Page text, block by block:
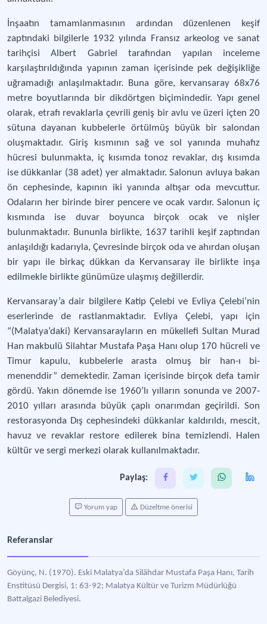
İnşaatın tamamlanmasının ardından düzenlenen keşif
zaptındaki bilgilerle 1932 yılında Fransız arkeolog ve sanat
tarihçisi Albert Gabriel tarafından yapılan inceleme
karşılaştırıldığında yapının zaman içerisinde pek değişikliğe
uğramadığı anlaşılmaktadır. Buna göre, kervansaray 68x76
metre boyutlarında bir dikdörtgen biçimindedir. Yapı genel
olarak, etrafı revaklarla çevrili geniş bir avlu ve üzeri içten 20
sütuna dayanan kubbelerle örtülmüş büyük bir salondan
oluşmaktadır. Giriş kısmının sağ ve sol yanında muhafız
hücresi bulunmakta, iç kısımda tonoz revaklar, dış kısımda
ise dükkanlar (38 adet) yer almaktadır. Salonun avluya bakan
ön cephesinde, kapının iki yanında altışar oda mevcuttur.
Odaların her birinde birer pencere ve ocak vardır. Salonun iç
kısmında ise duvar boyunca birçok ocak ve nişler
bulunmaktadır. Bununla birlikte, 1637 tarihli keşif zaptından
anlaşıldığı kadarıyla, Çevresinde birçok oda ve ahırdan oluşan
bir yapı ile birkaç dükkan da Kervansaray ile birlikte inşa
edilmekle birlikte günümüze ulaşmış değillerdir.
Kervansaray’a dair bilgilere Katip Çelebi ve Evliya Çelebi’nin
eserlerinde de rastlanmaktadır. Evliya Çelebi, yapı için
“(Malatya’daki) Kervansarayların en mükellefi Sultan Murad
Han makbulü Silahtar Mustafa Paşa Hanı olup 170 hücreli ve
Timur kapulu, kubbelerle arasta olmuş bir han-ı bi-
menenddir” demektedir. Zaman içerisinde birçok defa tamir
gördü. Yakın dönemde ise 1960’lı yılların sonunda ve 2007-
2010 yılları arasında büyük çaplı onarımdan geçirildi. Son
restorasyonda Dış cephesindeki dükkanlar kaldırıldı, mescit,
havuz ve revaklar restore edilerek bina temizlendi. Halen
kültür ve sergi merkezi olarak kullanılmaktadır.
Paylaş:
Yorum yap Düzeltme önerisi
Referanslar
Göyünç, N. (1970). Eski Malatya’da Silâhdar Mustafa Paşa Hanı, Tarih
Enstitüsü Dergisi, 1: 63-92; Malatya Kültür ve Turizm Müdürlüğü
Battalgazi Belediyesi.